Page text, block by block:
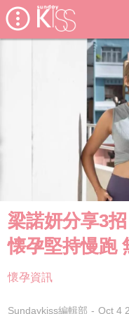
梁諾妍分享3
懐孕堅持慢跑
懷孕資訊
Sundaykiss編輯部 Oct 4